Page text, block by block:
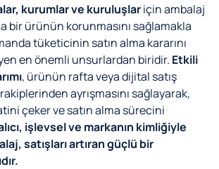
kurumlar ve kuruluşlariçin ambalaj
bir ürünün korunmasını sağlamakla
tüketicinin satın alma kararını
en önemli unsurlardan biridir. Etkili
, ürünün rafta veya dijital satış
ayrışmasını sağlayarak,
çeker ve satın alma sürecini
işlevsel ve markanın kimliğiyle
satışları artıran güçlü bir